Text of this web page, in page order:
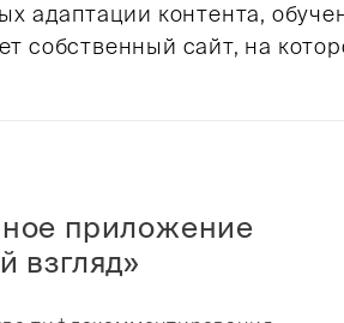
адаптации контента,
собственный сайт, на
приложение
взгляд»